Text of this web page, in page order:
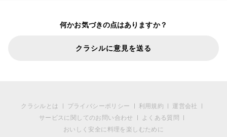
何かお気づきの点はありますか？
クラシルに意見を送る
クラシルとは プライバシーポリシー 利用規約
運営会社
サービスに関してのお問い合わせ
よくある質問
おいしく安全に料理を楽しむために